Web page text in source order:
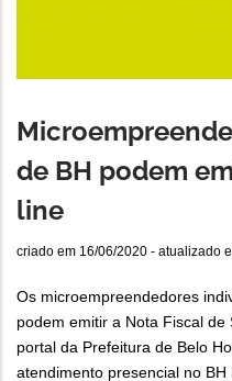
de BH podem
line
criado em 16/06/2020 - atualizado
Os microempreendedores
podem emitir a Nota Fiscal
portal da Prefeitura de Belo
atendimento presencial no BH